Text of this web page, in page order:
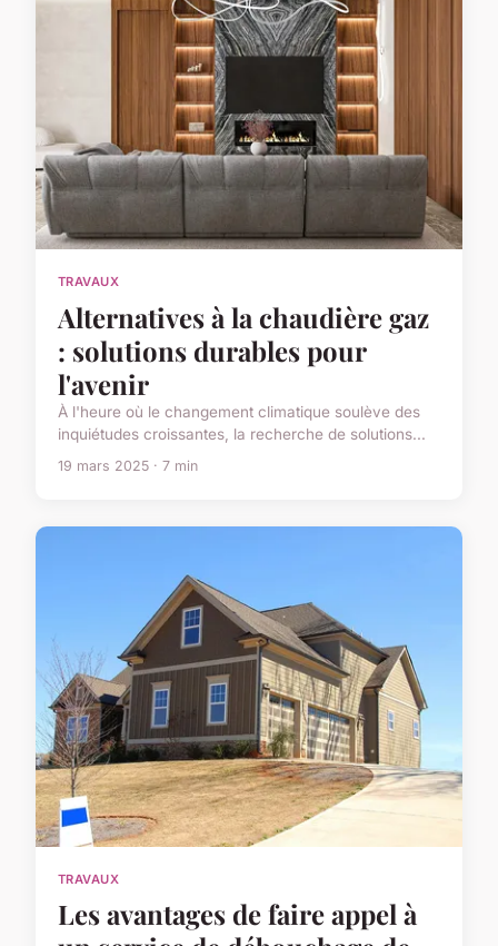
TRAVAUX
Alternatives à la chaudière gaz
: solutions durables pour
l'avenir
À l'heure où le changement climatique soulève des
inquiétudes croissantes, la recherche de solutions...
19 mars 2025 · 7 min
TRAVAUX
Les avantages de faire appel à